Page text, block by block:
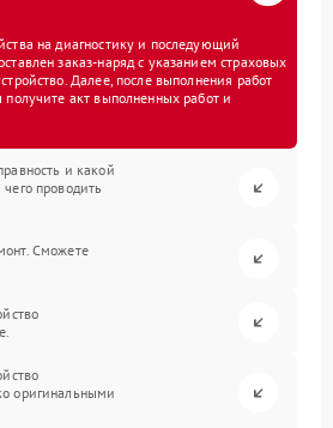
на диагностику и последующий
заказ-наряд с указанием страховых
Далее, после выполнения работ
акт выполненных работ и
и какой
проводить
Сможете
оригинальными